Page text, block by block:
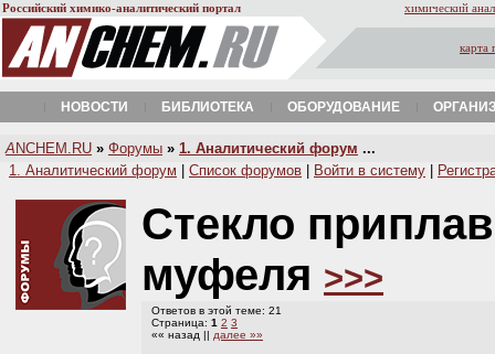
Российский химико-аналитический портал химический
карта
НОВОСТИ БИБЛИОТЕКА ОБОРУДОВАНИЕ
A NCHEM.RU » Форумы » 1. Аналитический форум ...
1. Аналитический форум
Список форумов Войти в систему
Стекло
муфеля >>>
Ответов в этой теме: 21
Страница: 1 2 3
«« назад || далее »»